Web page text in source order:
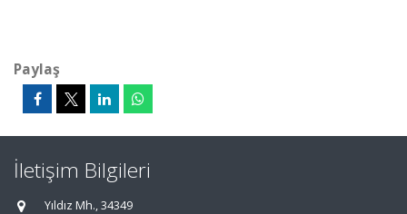
Paylaş
İletişim Bilgileri
Yıldız Mh., 34349